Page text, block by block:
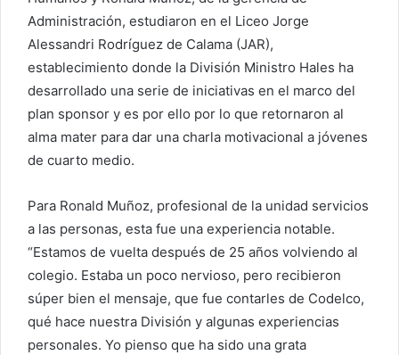
Administración, estudiaron en el Liceo Jorge
Alessandri Rodríguez de Calama (JAR),
establecimiento donde la División Ministro Hales ha
desarrollado una serie de iniciativas en el marco del
plan sponsor y es por ello por lo que retornaron al
alma mater para dar una charla motivacional a jóvenes
de cuarto medio.
Para Ronald Muñoz, profesional de la unidad servicios
a las personas, esta fue una experiencia notable.
“Estamos de vuelta después de 25 años volviendo al
colegio. Estaba un poco nervioso, pero recibieron
súper bien el mensaje, que fue contarles de Codelco,
qué hace nuestra División y algunas experiencias
personales. Yo pienso que ha sido una grata